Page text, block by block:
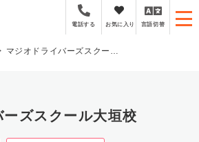
国厳選の合宿免許プ
電話する お気に入り 言語切替
マジオドライバーズスクール大垣校
ズスクール大垣校